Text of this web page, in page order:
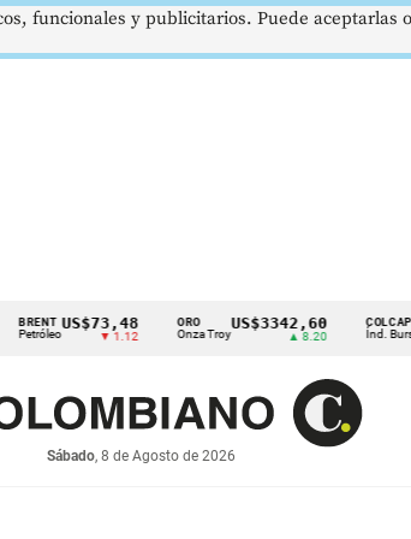
US$73,48
▼ 1.12 Onza Troy
US$3342,60
▲ 8.20
COLCAP
Índ. Bursátil
Sábado, 8 de Agosto de 2026
funcionales y publicitarios. Puede aceptarlas